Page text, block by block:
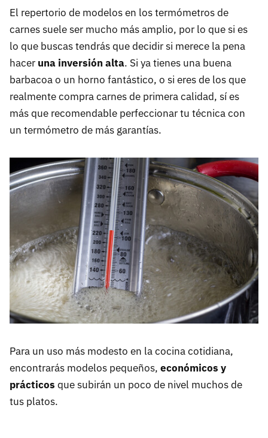
El repertorio de modelos en los termómetros de
carnes suele ser mucho más amplio, por lo que si es
lo que buscas tendrás que decidir si merece la pena
hacer una inversión alta. Si ya tienes una buena
barbacoa o un horno fantástico, o si eres de los que
realmente compra carnes de primera calidad, sí es
más que recomendable perfeccionar tu técnica con
un termómetro de más garantías.
Para un uso más modesto en la cocina cotidiana,
encontrarás modelos pequeños, económicos y
prácticos que subirán un poco de nivel muchos de
tus platos.